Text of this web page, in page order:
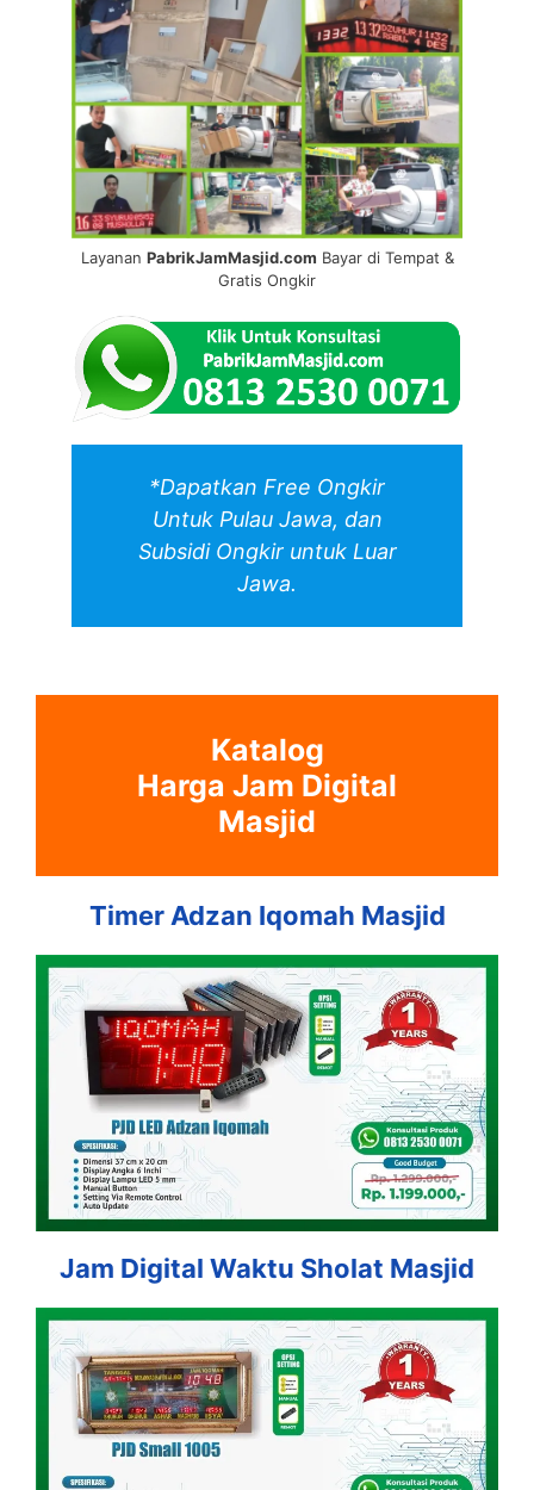
Layanan PabrikJamMasjid.com Bayar di Tempat &
Gratis Ongkir
*Dapatkan Free Ongkir
Untuk Pulau Jawa, dan
Subsidi Ongkir untuk Luar
Jawa.
Katalog
Harga Jam Digital
Masjid
Timer Adzan Iqomah Masjid
Jam Digital Waktu Sholat Masjid